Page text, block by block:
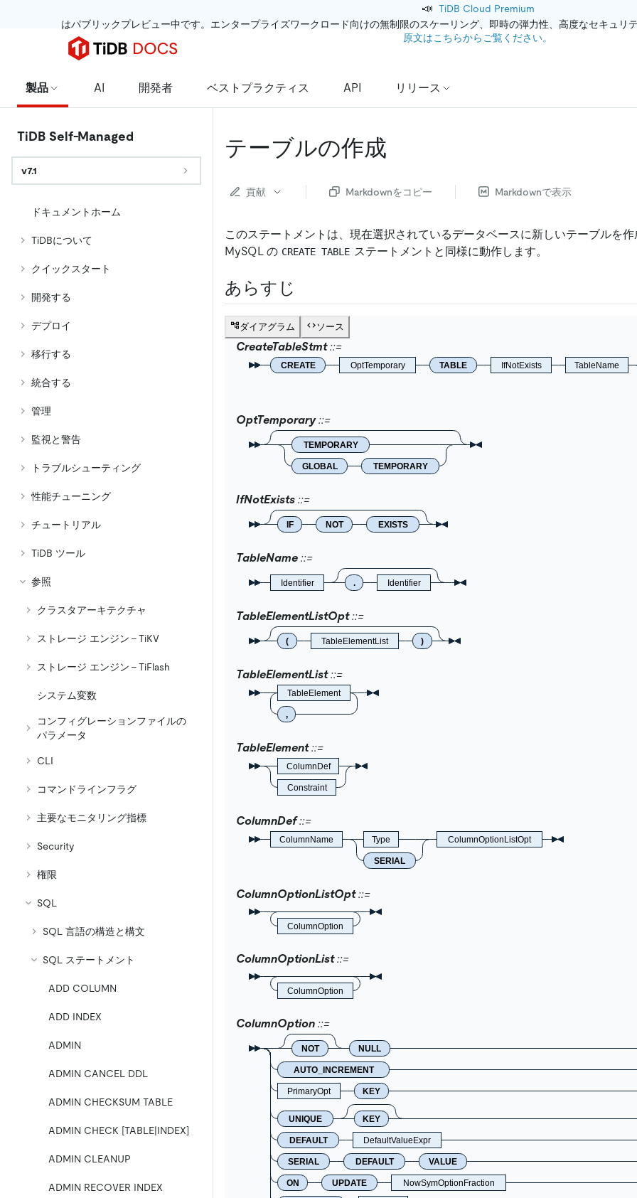
📣 TiDB Cloud Premium
はパブリックプレビュー中です。エンタープライズワークロード向けの無制限のスケーリング、即時の弾力性、高度なセキュリ
原文はこちらからご覧ください。
製品 AI 開発者 ベストプラクティス API リリース
TiDB Self-Managed
v7.1
ドキュメントホーム
TiDBについて
クイックスタート
開発する
デプロイ
移行する
統合する
管理
監視と警告
トラブルシューティング
性能チューニング
チュートリアル
TiDB ツール
参照
クラスタアーキテクチャ
ストレージ エンジン - TiKV
ストレージ エンジン - TiFlash
システム変数
コンフィグレーションファイルの
パラメータ
CLI
コマンドラインフラグ
主要なモニタリング指標
Security
権限
SQL
SQL 言語の構造と構文
SQL ステートメント
ADD COLUMN
ADD INDEX
ADMIN
ADMIN CANCEL DDL
ADMIN CHECKSUM TABLE
ADMIN CHECK [TABLE|INDEX]
ADMIN CLEANUP
ADMIN RECOVER INDEX
テーブルの作成
貢献 Markdownをコピー Markdownで表示
このステートメントは、現在選択されているデータベースに新しいテーブルを
MySQL の CREATE TABLE ステートメントと同様に動作します。
あらすじ
ダイアグラム ソース
CreateTableStmt
CREATE OptTemporary TABLE IfNotExists TableName
OptTemporary
TEMPORARY
GLOBAL TEMPORARY
IfNotExists
IF NOT EXISTS
TableName
Identifier . Identifier
TableElementListOpt
( TableElementList )
TableElementList
TableElement
,
TableElement
ColumnDef
Constraint
ColumnDef
ColumnName Type
SERIAL
ColumnOptionListOpt
ColumnOptionListOpt
ColumnOption
ColumnOptionList
ColumnOption
ColumnOption
NOT NULL
AUTO_INCREMENT
PrimaryOpt KEY
UNIQUE KEY
DEFAULT DefaultValueExpr
SERIAL DEFAULT VALUE
ON UPDATE NowSymOptionFraction